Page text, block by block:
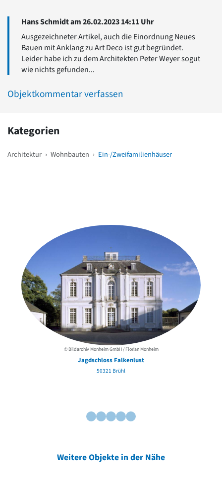
Hans Schmidt am 26.02.2023 14:11 Uhr
Ausgezeichneter Artikel, auch die Einordnung Neues
Bauen mit Anklang zu Art Deco ist gut begründet.
Leider habe ich zu dem Architekten Peter Weyer sogut
wie nichts gefunden...
Objektkommentar verfassen
Kategorien
Architektur › Wohnbauten › Ein-/Zweifamilienhäuser
© Bildarchiv Monheim GmbH / Florian Monheim
Jagdschloss Falkenlust
50321 Brühl
Weitere Objekte in der Nähe